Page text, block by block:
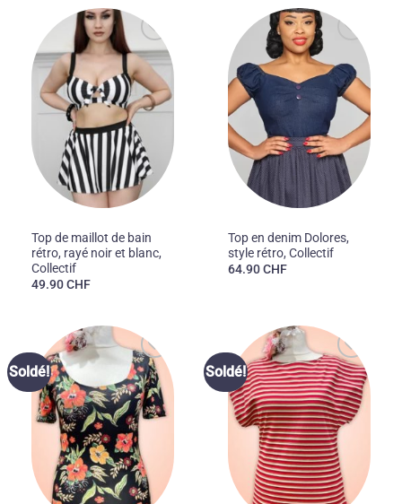
39.90 CHF.
Ajouter
à la liste
des
souhaits
Top de maillot de bain
rétro, rayé noir et blanc,
Collectif
49.90CHF
Ajouter
à la liste
des
souhaits
Top en denim Dolores,
style rétro, Collectif
64.90CHF
Soldé!
Ajouter
à la liste
des
souhaits
Soldé!
Ajouter
à la liste
des
souhaits